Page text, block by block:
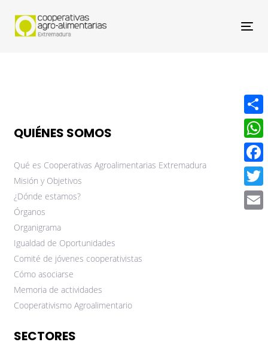
QUIÉNES SOMOS
Qué es Cooperativas Agroalimentarias Extremadura
Misión y Objetivos
¿Dónde estamos?
Órganos
Organigrama
Igualdad de Oportunidades
Comité de jóvenes cooperativistas
Cómo asociarse
Memoria de actividades
Cooperativismo Agroalimentario
SECTORES